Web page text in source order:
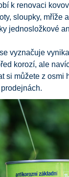
k renovaci
sloupky, mříže
jednosložkové
vyznačuje
korozí, ale
si můžete z osmi